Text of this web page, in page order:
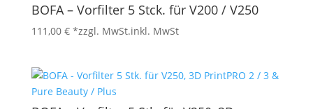
BOFA – Vorfilter 5 Stck. für V200 / V250
111,00 € *zzgl. MwSt.inkl. MwSt